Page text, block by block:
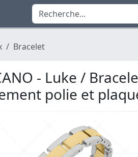
Bracelet
- Luke /
polie et